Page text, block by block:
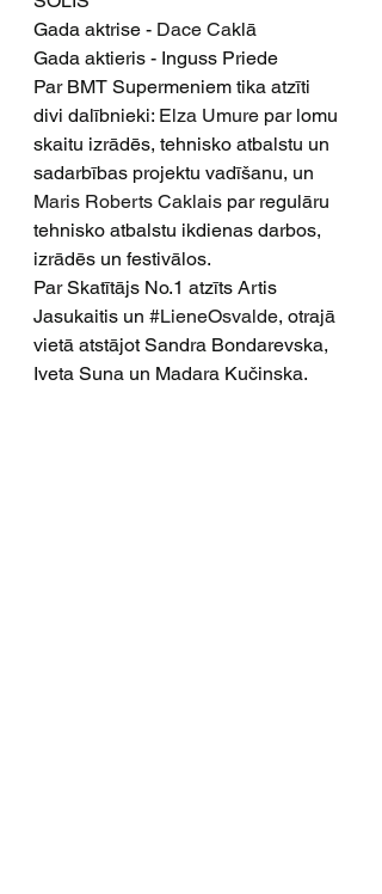
Gada aktrise - Dace Caklā
Gada aktieris - Inguss Priede
Par BMT Supermeniem tika atzīti
divi dalībnieki: Elza Umure par lomu
skaitu izrādēs, tehnisko atbalstu un
sadarbības projektu vadīšanu, un
Maris Roberts Caklais par regulāru
tehnisko atbalstu ikdienas darbos,
izrādēs un festivālos.
Par Skatītājs No.1 atzīts Artis
Jasukaitis un #LieneOsvalde, otrajā
vietā atstājot Sandra Bondarevska,
Iveta Suna un Madara Kučinska.